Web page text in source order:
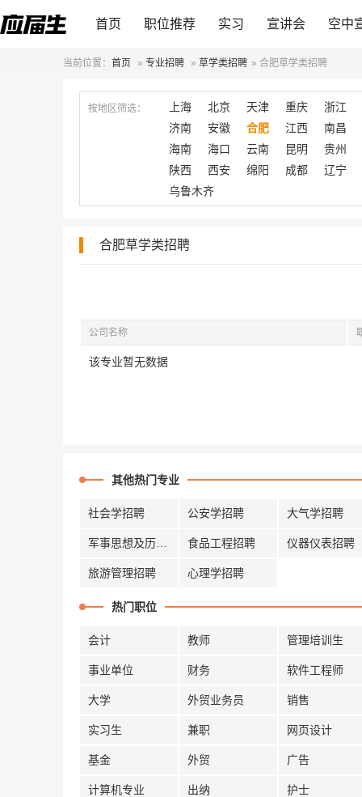
首页 职位推荐 实习 宣讲会 空中
当前位置： 首页 » 专业招聘 » 草学类招聘 » 合肥草学类招聘
按地区筛选： 上海 北京 天津 重庆
浙江
济南
安徽 合肥 江西
南昌
海南
海口 云南 昆明
贵州
陕西
西安 绵阳 成都
辽宁
乌鲁木齐
合肥草学类招聘
公司名称
该专业暂无数据
其他热门专业
社会学招聘 公安学招聘 大气学招聘
食品工程招聘 仪器仪表招聘
旅游管理招聘 心理学招聘
热门职位
会计 教师 管理培训生
事业单位 财务 软件工程师
大学 外贸业务员 销售
实习生 兼职 网页设计
基金 外贸 广告
计算机专业 出纳 护士